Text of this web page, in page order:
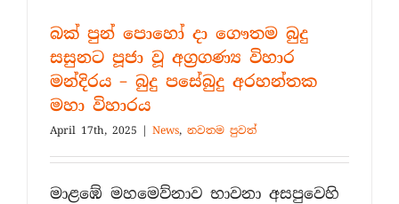
බක් පුන් පොහෝ දා ගෞතම බුදු
සසුනට පූජා වූ අග්‍රගණ්‍ය විහාර
මන්දිරය – බුදු පසේබුදු අරහන්තක
මහා විහාරය
April 17th, 2025 | News, නවතම පුවත්
මාළඹේ මහමෙව්නාව භාවනා අසපුවෙහි